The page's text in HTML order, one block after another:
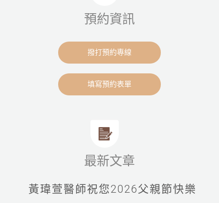
預約資訊
撥打預約專線
填寫預約表單
最新文章
黃瑋萱醫師祝您2026父親節快樂